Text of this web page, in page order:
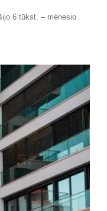
6 tūkst. – mėnesio